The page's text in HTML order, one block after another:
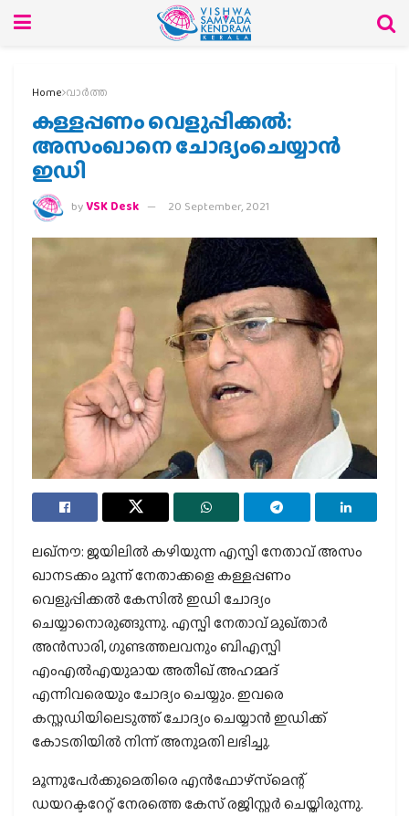
Home വാര്‍ത്ത
കള്ളപ്പണം വെളുപ്പിക്കല്‍:
അസംഖാനെ ചോദ്യംചെയ്യാന്‍
ഇഡി
byVSK Desk 20 September, 2021
ലഖ്‌നൗ: ജയിലില്‍ കഴിയുന്ന എസ്പി നേതാവ് അസം
ഖാനടക്കം മൂന്ന് നേതാക്കളെ കള്ളപ്പണം
വെളുപ്പിക്കല്‍ കേസില്‍ ഇഡി ചോദ്യം
ചെയ്യാനൊരുങ്ങുന്നു. എസ്പി നേതാവ് മുഖ്താര്‍
അന്‍സാരി, ഗുണ്ടത്തലവനും ബിഎസ്പി
എംഎല്‍എയുമായ അതീഖ് അഹമ്മദ്
എന്നിവരെയും ചോദ്യം ചെയ്യും. ഇവരെ
കസ്റ്റഡിയിലെടുത്ത് ചോദ്യം ചെയ്യാന്‍ ഇഡിക്ക്
കോടതിയില്‍ നിന്ന് അനുമതി ലഭിച്ചു.
മൂന്നുപേര്‍ക്കുമെതിരെ എന്‍ഫോഴ്‌സ്‌മെന്റ്
ഡയറക്ടറേറ്റ് നേരത്തെ കേസ് രജിസ്റ്റര്‍ ചെയ്തിരുന്നു.